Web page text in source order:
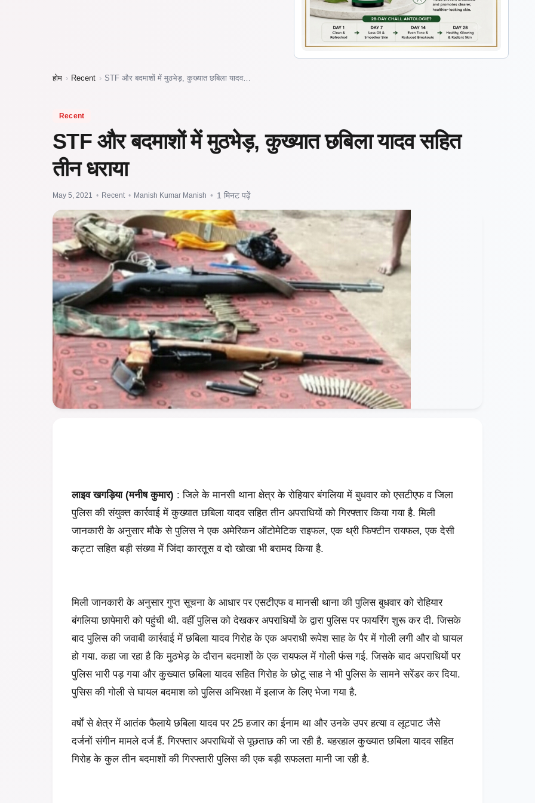
होम › Recent › STF और बदमाशों में मुठभेड़, कुख्यात छबिला यादव…
Recent
STF और बदमाशों में मुठभेड़, कुख्यात छबिला यादव सहित
तीन धराया
May 5, 2021 • Recent • Manish Kumar Manish • 1 मिनट पढ़ें
लाइव खगड़िया (मनीष कुमार) : जिले के मानसी थाना क्षेत्र के रोहियार बंगलिया में बुधवार को एसटीएफ व जिला
पुलिस की संयुक्त कार्रवाई में कुख्यात छबिला यादव सहित तीन अपराधियों को गिरफ्तार किया गया है. मिली
जानकारी के अनुसार मौके से पुलिस ने एक अमेरिकन ऑटोमेटिक राइफल, एक थ्री फिफ्टीन रायफल, एक देसी
कट्टा सहित बड़ी संख्या में जिंदा कारतूस व दो खोखा भी बरामद किया है.
मिली जानकारी के अनुसार गुप्त सूचना के आधार पर एसटीएफ व मानसी थाना की पुलिस बुधवार को रोहियार
बंगलिया छापेमारी को पहुंची थी. वहीं पुलिस को देखकर अपराधियों के द्वारा पुलिस पर फायरिंग शुरू कर दी. जिसके
बाद पुलिस की जवाबी कार्रवाई में छबिला यादव गिरोह के एक अपराधी रूपेश साह के पैर में गोली लगी और वो घायल
हो गया. कहा जा रहा है कि मुठभेड़ के दौरान बदमाशों के एक रायफल में गोली फंस गई. जिसके बाद अपराधियों पर
पुलिस भारी पड़ गया और कुख्यात छबिला यादव सहित गिरोह के छोटू साह ने भी पुलिस के सामने सरेंडर कर दिया.
पुसिस की गोली से घायल बदमाश को पुलिस अभिरक्षा में इलाज के लिए भेजा गया है.
वर्षों से क्षेत्र में आतंक फैलाये छबिला यादव पर 25 हजार का ईनाम था और उनके उपर हत्या व लूटपाट जैसे
दर्जनों संगीन मामले दर्ज हैं. गिरफ्तार अपराधियों से पूछताछ की जा रही है. बहरहाल कुख्यात छबिला यादव सहित
गिरोह के कुल तीन बदमाशों की गिरफ्तारी पुलिस की एक बड़ी सफलता मानी जा रही है.